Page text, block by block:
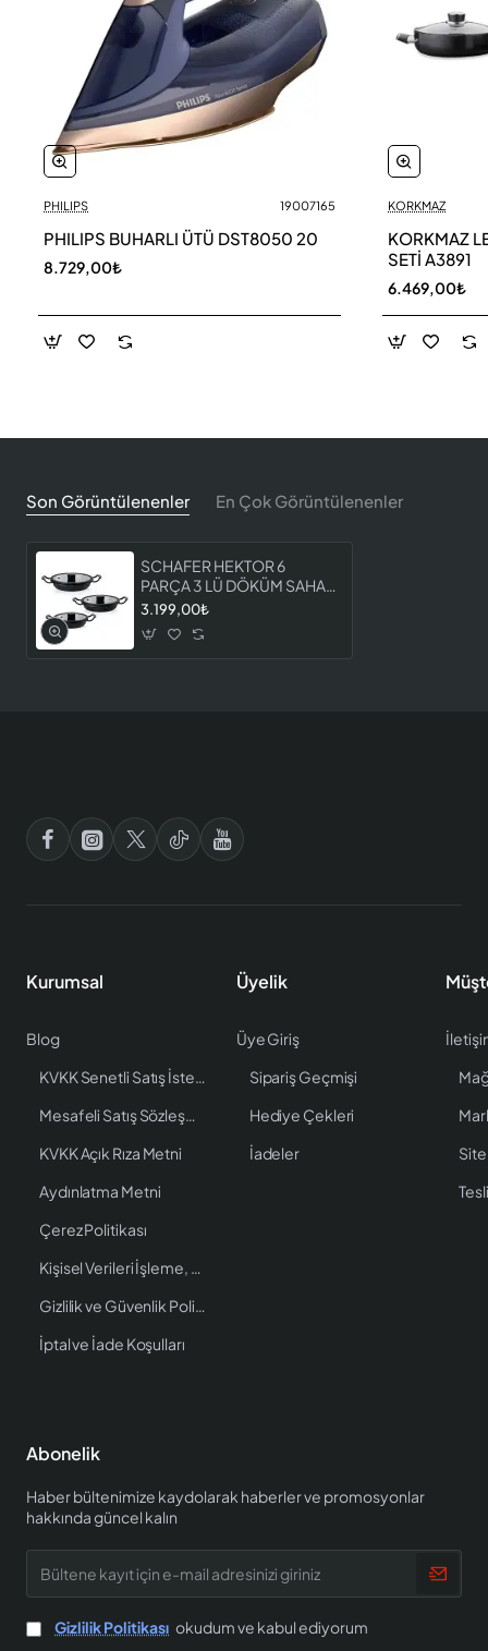
PHILIPS 19007165
PHILIPS BUHARLI ÜTÜ DST8050 20
8.729,00₺
KORKMAZ
KORKMAZ
SETİ A3891
6.469,00₺
Son Görüntülenenler En Çok Görüntülenenler
SCHAFER HEKTOR 6
PARÇA 3 LÜ DÖKÜM SAHAN
SETİ
3.199,00₺
Kurumsal
Blog
KVKK Senetli Satış İstenen Bilgiler
Mesafeli Satış Sözleşmesi
KVKK Açık Rıza Metni
Aydınlatma Metni
Çerez Politikası
Kişisel Verileri İşleme, Saklama ve İmha Politikası
Gizlilik ve Güvenlik Politikası
İptal ve İade Koşulları
Üyelik
Üye Giriş
Sipariş Geçmişi
Hediye Çekleri
İadeler
Site
Abonelik
Haber bültenimize kaydolarak haberler ve promosyonlar
hakkında güncel kalın
kayıt
için
e-
mail
Gizlilik Politikası okudum ve kabul ediyorum